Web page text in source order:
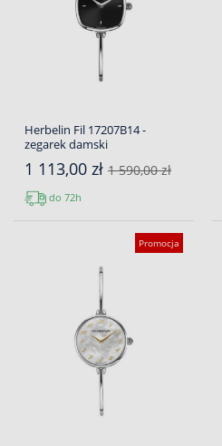
Herbelin Fil 17207B14 -
zegarek damski
1 113,00 zł 1 590,00 zł
do 72h
Promocja